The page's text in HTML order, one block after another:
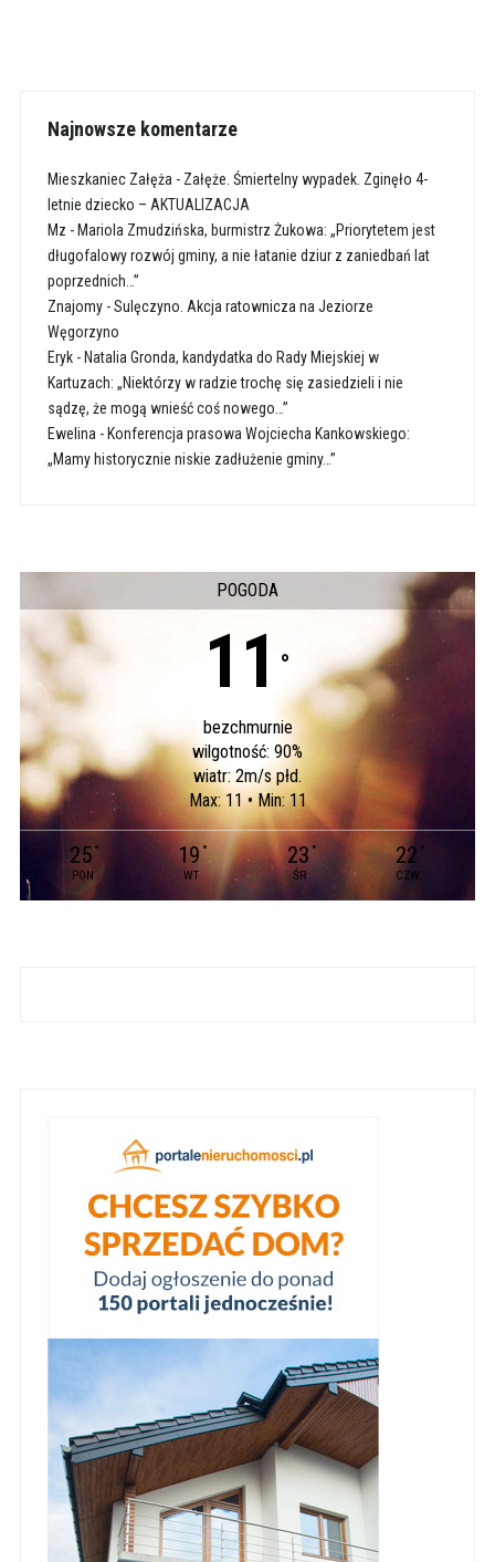
Najnowsze komentarze
Mieszkaniec Załęża - Załęże. Śmiertelny wypadek. Zginęło 4-
letnie dziecko – AKTUALIZACJA
Mz - Mariola Zmudzińska, burmistrz Żukowa: „Priorytetem jest
długofalowy rozwój gminy, a nie łatanie dziur z zaniedbań lat
poprzednich…”
Znajomy-Sulęczyno. Akcja ratownicza na Jeziorze
Węgorzyno
Eryk- Natalia Gronda, kandydatka do Rady Miejskiej w
Kartuzach: „Niektórzy w radzie trochę się zasiedzieli i nie
sądzę, że mogą wnieść coś nowego…”
Ewelina - Konferencja prasowa Wojciecha Kankowskiego:
„Mamy historycznie niskie zadłużenie gminy…”
POGODA
11 °
bezchmurnie
wilgotność: 90%
wiatr: 2m/s płd.
Max: 11 • Min: 11
25 °
PON
19°
WT
23 °
ŚR
22 °
CZW